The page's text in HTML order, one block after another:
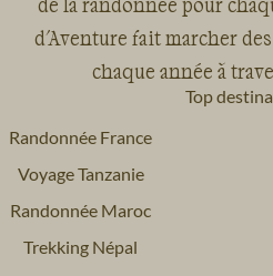
d'Aventure fait marcher
chaque année à
Top
Randonnée France
Voyage Tanzanie
Randonnée Maroc
Trekking Népal